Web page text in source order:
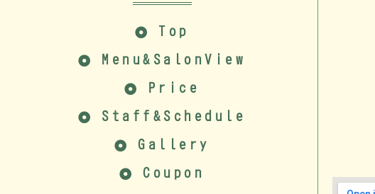
Top
Menu&SalonView
Price
Staff&Schedule
Gallery
Coupon